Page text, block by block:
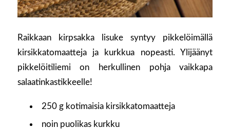
Raikkaan kirpsakka lisuke syntyy pikkelöimällä
kirsikkatomaatteja ja kurkkua nopeasti. Ylijäänyt
pikkelöitiliemi on herkullinen pohja vaikkapa
salaatinkastikkeelle!
250 g kotimaisia kirsikkatomaatteja
noin puolikas kurkku